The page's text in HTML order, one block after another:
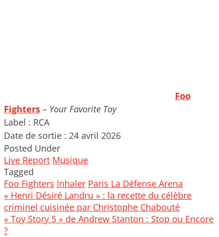
Foo
Fighters – Your Favorite Toy
Label : RCA
Date de sortie : 24 avril 2026
Posted Under
Live Report Musique
Tagged
Foo Fighters Inhaler Paris La Défense Arena
Post
navigation
« Henri Désiré Landru » : la recette du célèbre
criminel cuisinée par Christophe Chabouté
« Toy Story 5 » de Andrew Stanton : Stop ou Encore
?